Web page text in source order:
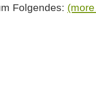
Folgendes: